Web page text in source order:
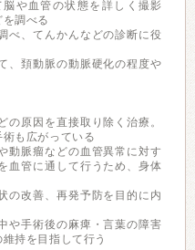
や血管の状態を詳しく撮影
調べる
べ、てんかんなどの診断に役
、頚動脈の動脈硬化の程度や
の原因を直接取り除く治療。
も広がっている
動脈瘤などの血管異常に対す
血管に通して行うため、身体
の改善、再発予防を目的に内
や手術後の麻痺・言葉の障害
持を目指して行う